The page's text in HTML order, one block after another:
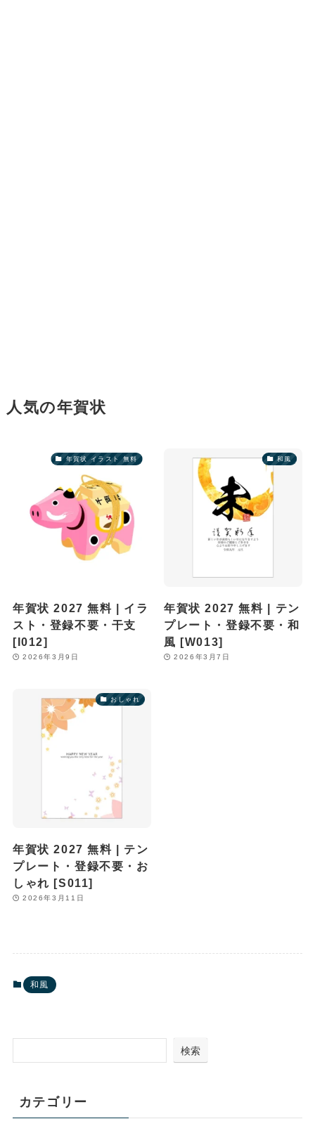
人気の年賀状
年賀状 イラスト 無料
年賀状 2027 無料 | イラ
スト・登録不要・干支
[I012]
2026年3月9日
和風
年賀状 2027 無料 | テン
プレート・登録不要・和
風 [W013]
2026年3月7日
おしゃれ
年賀状 2027 無料 | テン
プレート・登録不要・お
しゃれ [S011]
2026年3月11日
和風
検索
カテゴリー